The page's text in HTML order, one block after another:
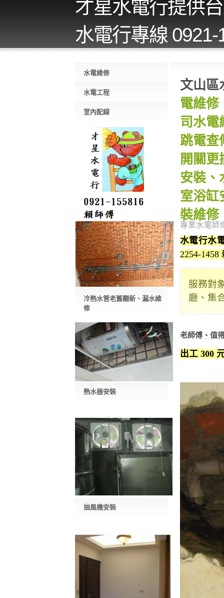
才星水電行提供
水電行專線 0921-
水電維修
水電工程
室內配線
冷熱水管老舊翻新、漏水維
修
熱水器安裝
抽風機安裝
文山
電維修
司水電
跳電查
開關
安裝、
室浴缸
裝維修
專業水電師
水電行水
2254-1458
服務對
廳、集
老師傅、值
出工 300